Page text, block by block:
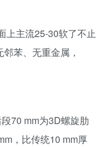
上主流25-30软了不止
苯、无重金属，
70 mm为3D螺旋肋
，比传统10 mm厚